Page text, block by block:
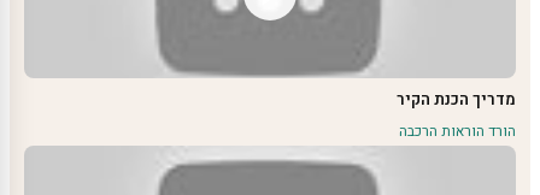
מדריך הכנת הקיר
הורד הוראות הרכבה